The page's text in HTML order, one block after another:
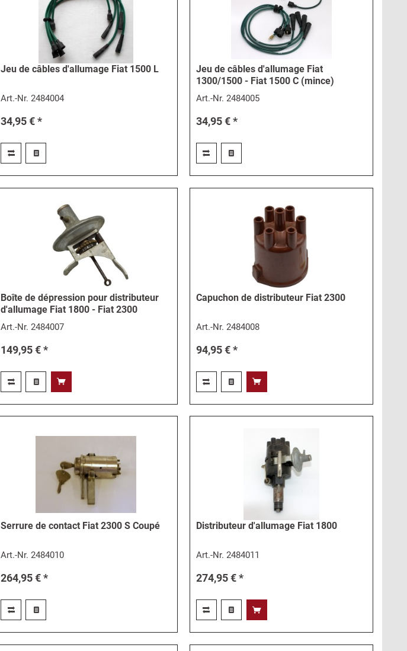
Jeu de câbles d'allumage Fiat 1500 L
Art.-Nr.2484004
34,95 € *
Jeu de câbles d'allumage Fiat
1300/1500 - Fiat 1500 C (mince)
Art.-Nr. 2484005
34,95 € *
Boîte de dépression pour distributeur
d'allumage Fiat 1800 - Fiat 2300
Art.-Nr.2484007
149,95 € *
Capuchon de distributeur Fiat 2300
Art.-Nr. 2484008
94,95 € *
Serrure de contact Fiat 2300 S Coupé
Art.-Nr.2484010
264,95 € *
Distributeur d'allumage Fiat 1800
Art.-Nr. 2484011
274,95 € *